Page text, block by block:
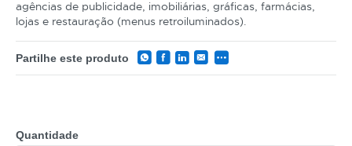
agências de publicidade, imobiliárias, gráficas, farmácias,
lojas e restauração (menus retroiluminados).
Partilhe este produto
Quantidade